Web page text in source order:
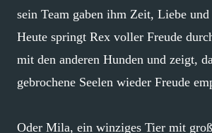
sein Team gaben ihm Zeit, Liebe
Heute springt Rex voller Freude
mit den anderen Hunden und zeigt,
gebrochene Seelen wieder Freude
Oder Mila, ein winziges Tier mit